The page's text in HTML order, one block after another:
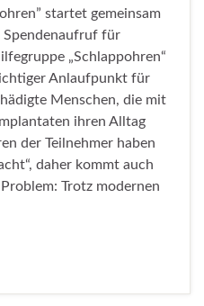
startet gemeinsam
Spendenaufruf für
„Schlappohren“
Anlaufpunkt für
Menschen, die mit
ihren Alltag
der Teilnehmer haben
daher kommt auch
Trotz modernen